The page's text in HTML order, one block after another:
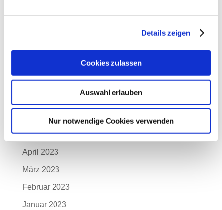
Details zeigen
Cookies zulassen
Auswahl erlauben
Nur notwendige Cookies verwenden
August 2023
Juni 2023
Mai 2023
April 2023
März 2023
Februar 2023
Januar 2023